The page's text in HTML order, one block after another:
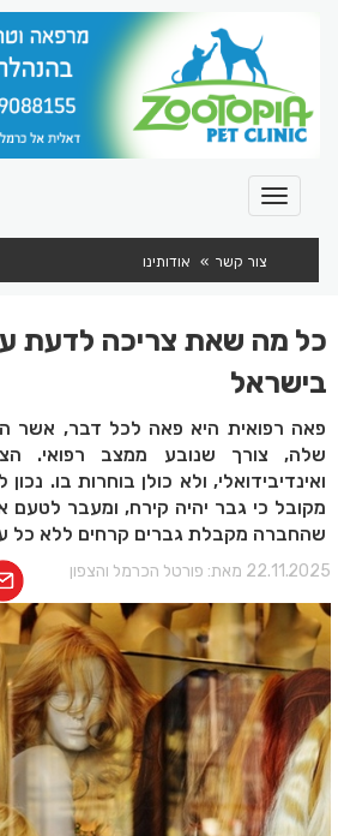
צור קשר אודותינו
כל מה שאת צריכה לדעת
בישראל
פאה רפואית היא פאה לכל דבר, אשר
שלה, צורך שנובע ממצב רפואי.
ואינדיבידואלי, ולא כולן בוחרות בו. נכון
מקובל כי גבר יהיה קירח, ומעבר לטעם
שהחברה מקבלת גברים קרחים ללא כל
מאת: פורטל הכרמל והצפון